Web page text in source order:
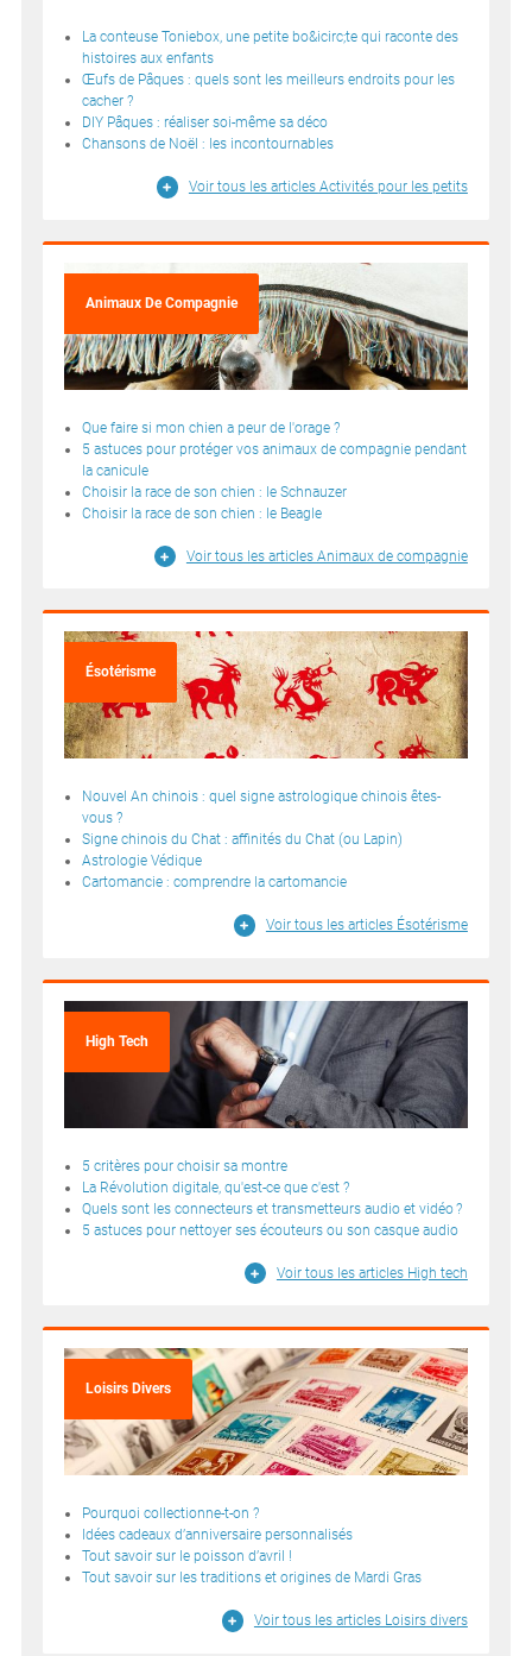
La conteuse Toniebox, une petite bo&icirc;te qui raconte des
histoires aux enfants
Œufs de Pâques : quels sont les meilleurs endroits pour les
cacher ?
DIY Pâques : réaliser soi-même sa déco
Chansons de Noël : les incontournables
Voir tous les articles Activités pour les petits
Animaux De Compagnie
Que faire si mon chien a peur de l'orage ?
5 astuces pour protéger vos animaux de compagnie pendant
la canicule
Choisir la race de son chien : le Schnauzer
Choisir la race de son chien : le Beagle
Voir tous les articles Animaux de compagnie
Ésotérisme
Nouvel An chinois : quel signe astrologique chinois êtes-
vous ?
Signe chinois du Chat : affinités du Chat (ou Lapin)
Astrologie Védique
Cartomancie : comprendre la cartomancie
Voir tous les articles Ésotérisme
High Tech
5 critères pour choisir sa montre
La Révolution digitale, qu'est-ce que c'est ?
Quels sont les connecteurs et transmetteurs audio et vidéo ?
5 astuces pour nettoyer ses écouteurs ou son casque audio
Voir tous les articles High tech
Loisirs Divers
Pourquoi collectionne-t-on ?
Idées cadeaux d’anniversaire personnalisés
Tout savoir sur le poisson d’avril !
Tout savoir sur les traditions et origines de Mardi Gras
Voir tous les articles Loisirs divers